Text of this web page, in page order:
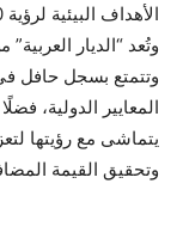
الأهداف البيئية لرؤية 2030 عبر تبني حلول لوجستية صديقة للبيئة.
وتُعد “الديار
وتتمتع بسجل حافل
المعايير الدولية،
يتماشى مع رؤيتها
وتحقيق القيمة